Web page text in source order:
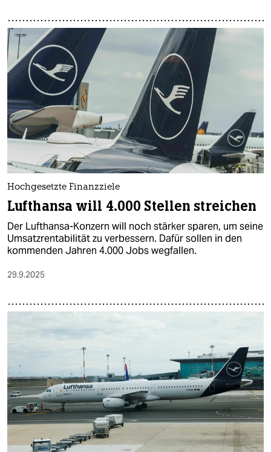
Hochgesetzte Finanzziele
Lufthansa will 4.000 Stellen streichen
Der Lufthansa-Konzern will noch stärker sparen, um seine
Umsatzrentabilität zu verbessern. Dafür sollen in den
kommenden Jahren 4.000 Jobs wegfallen.
29.9.2025